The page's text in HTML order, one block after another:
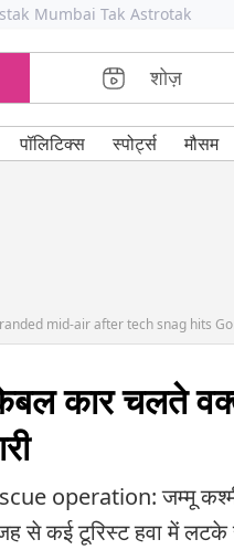
Mumbai Tak Astrotak
शोज़
पॉलिटिक्स स्पोर्ट्स मौसम
mid-air after tech snag hits
कार चलते
operation: जम्मू
से कई टूरिस्ट हवा में लटके